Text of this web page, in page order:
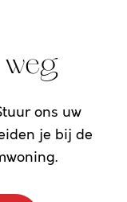
ons uw
je bij de